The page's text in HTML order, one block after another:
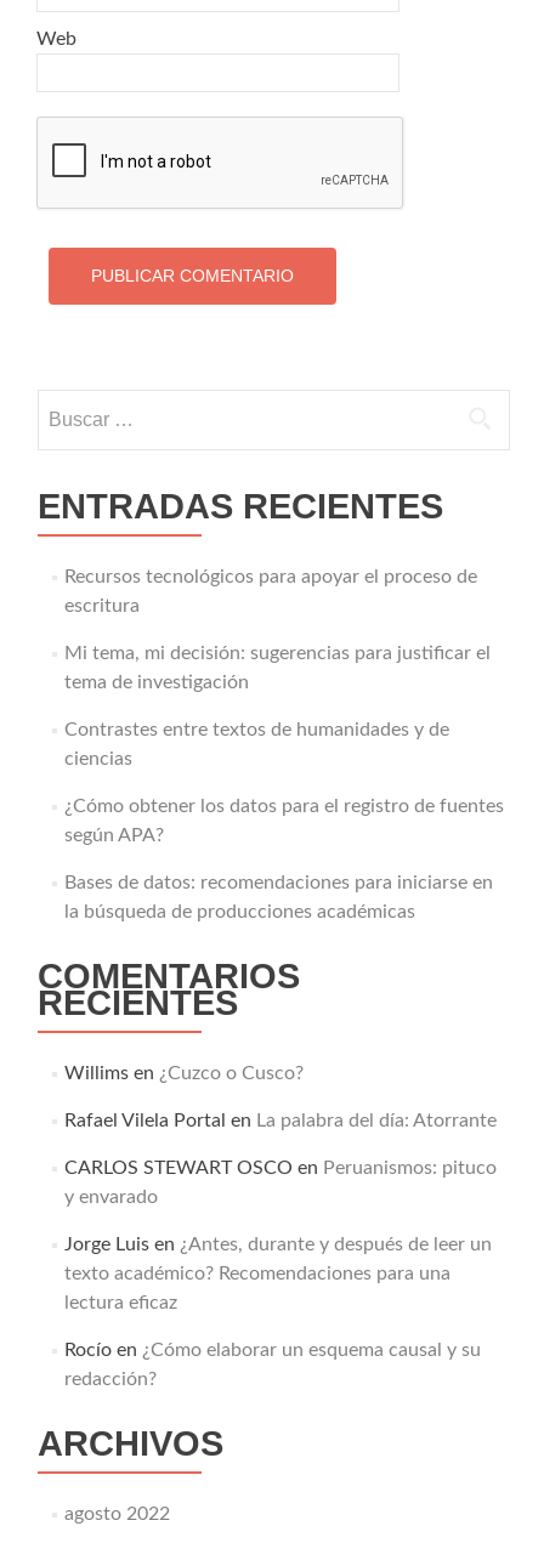
Web
ENTRADAS RECIENTES
Recursos tecnológicos para apoyar el proceso de
escritura
Mi tema, mi decisión: sugerencias para justificar el
tema de investigación
Contrastes entre textos de humanidades y de
ciencias
¿Cómo obtener los datos para el registro de fuentes
según APA?
Bases de datos: recomendaciones para iniciarse en
la búsqueda de producciones académicas
COMENTARIOS
RECIENTES
Willimsen ¿Cuzco o Cusco?
Rafael Vilela Portal en La palabra del día: Atorrante
CARLOS STEWART OSCO en Peruanismos: pituco
y envarado
Jorge Luisen ¿Antes, durante y después de leer un
texto académico? Recomendaciones para una
lectura eficaz
Rocíoen ¿Cómo elaborar un esquema causal y su
redacción?
ARCHIVOS
agosto 2022